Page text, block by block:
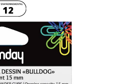
environnemental :
12